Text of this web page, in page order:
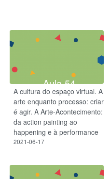
Aula 54
A cultura do espaço virtual. A
arte enquanto processo: criar
é agir. A Arte-Acontecimento:
da action painting ao
happening e à performance
2021-06-17